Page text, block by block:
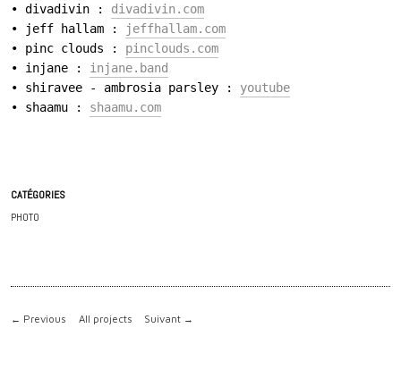
i
p
a
l
• divadivin : divadivin.com
• jeff hallam :
jeffhallam.com
• pinc clouds : pinclouds.com
• injane : injane.band
• shiravee - ambrosia parsley : youtube
• shaamu : shaamu.com
CATÉGORIES
PHOTO
← Previous All projects Suivant →